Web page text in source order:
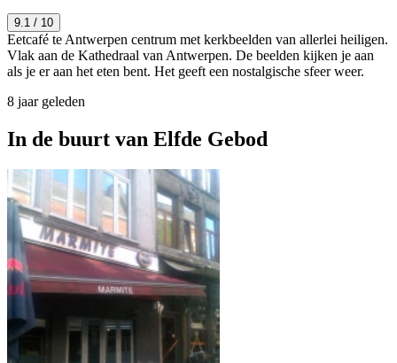
9.1 / 10
Eetcafé te Antwerpen centrum met kerkbeelden van allerlei heiligen.
Vlak aan de Kathedraal van Antwerpen. De beelden kijken je aan
als je er aan het eten bent. Het geeft een nostalgische sfeer weer.
8 jaar geleden
In de buurt van Elfde Gebod